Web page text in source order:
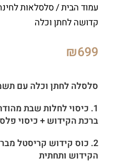
עמוד הבית/סלסלאות
קדושה לחתן וכלה
₪699
סלסלה לחתן וכלה עם
1. כיסוי לחלות שבת
ברכת הקידוש + כיסוי
2. כוס קידוש קריסטל
הקידוש ותחתית